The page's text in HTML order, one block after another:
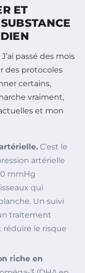
ET
passé des mois
des protocoles
certains,
vraiment,
et mon
C’est le
artérielle
mmHg
qui
Un suivi
traitement
le risque
riche en